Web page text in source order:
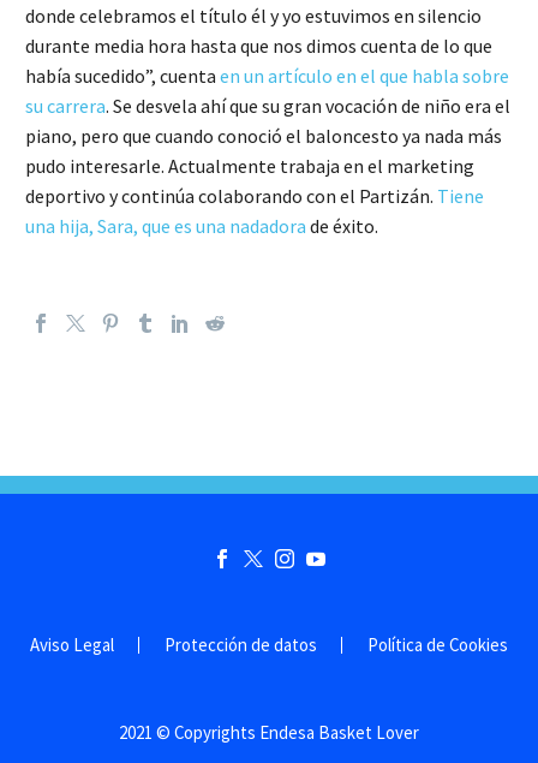
donde celebramos el título él y yo estuvimos en silencio
durante media hora hasta que nos dimos cuenta de lo que
había sucedido”, cuenta en un artículo en el que habla sobre
su carrera. Se desvela ahí que su gran vocación de niño era el
piano, pero que cuando conoció el baloncesto ya nada más
pudo interesarle. Actualmente trabaja en el marketing
deportivo y continúa colaborando con el Partizán. Tiene
una hija, Sara, que es una nadadora de éxito.
Aviso Legal Protección de datos Política de Cookies
2021 © Copyrights Endesa Basket Lover